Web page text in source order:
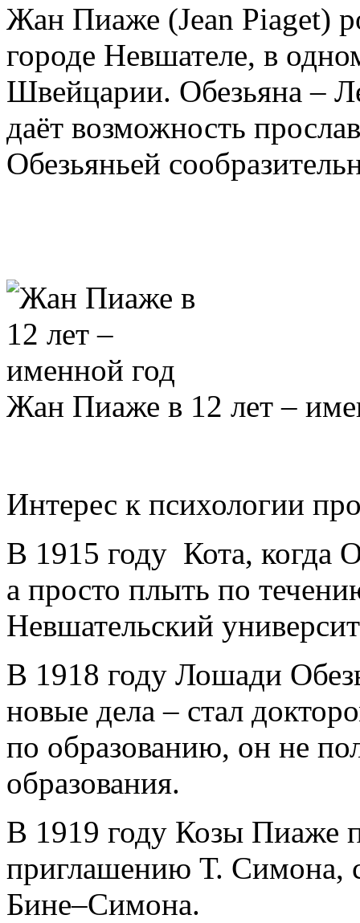
Жан Пиаже (Jean Piaget)
городе Невшателе, в
Швейцарии. Обезьяна –
даёт возможность
Обезьяньей
Жан Пиаже в 12 лет –
Интерес к психологии
В 1915 году Кота, когда
а просто плыть по
Невшательский
В 1918 году Лошади
новые дела – стал
по образованию, он не
образования.
В 1919 году Козы Пиаже
приглашению Т. Симона,
Бине–Симона.